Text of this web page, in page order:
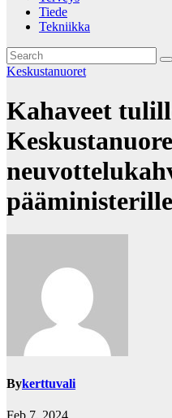
Tiede
Tekniikka
Keskustanuoret
Kahaveet
pääministerille
Bykerttuvali